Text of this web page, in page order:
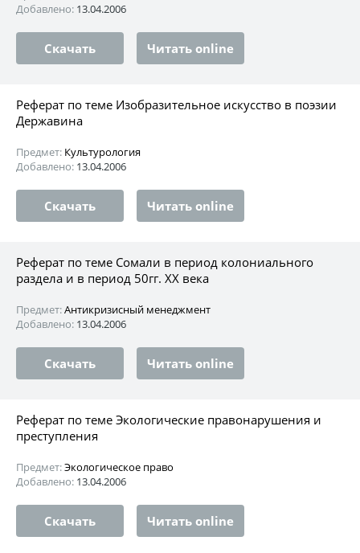
Добавлено: 13.04.2006
Скачать Читать online
Реферат по теме Изобразительное искусство в поэзии
Державина
Предмет: Культурология
Добавлено: 13.04.2006
Скачать Читать online
Реферат по теме Сомали в период колониального
раздела и в период 50гг. XX века
Предмет:Антикризисный менеджмент
Добавлено: 13.04.2006
Скачать Читать online
Реферат по теме Экологические правонарушения и
преступления
Предмет:Экологическое право
Добавлено: 13.04.2006
Скачать Читать online